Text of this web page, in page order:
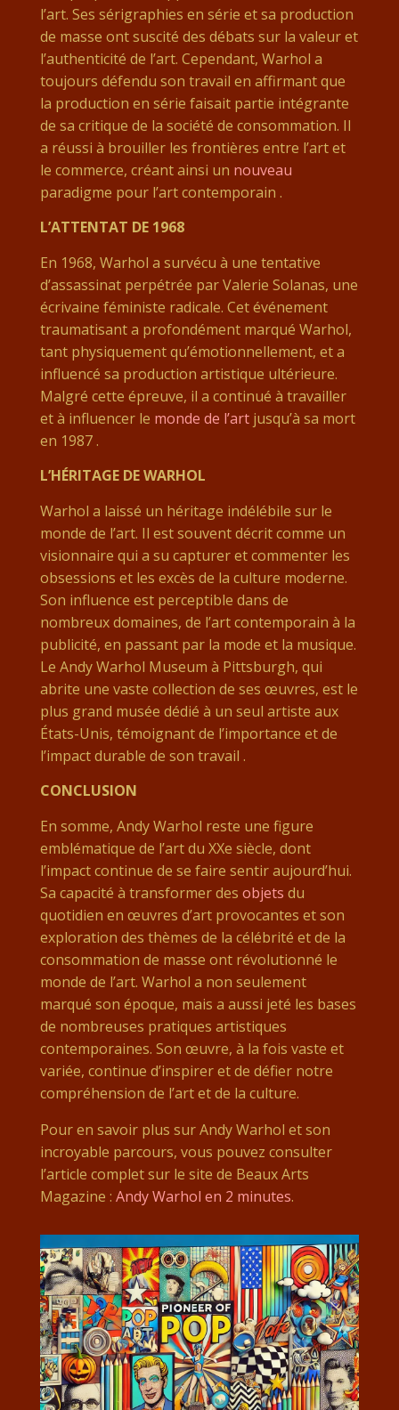
l’art. Ses sérigraphies en série et sa production
de masse ont suscité des débats sur la valeur et
l’authenticité de l’art. Cependant, Warhol a
toujours défendu son travail en affirmant que
la production en série faisait partie intégrante
de sa critique de la société de consommation. Il
a réussi à brouiller les frontières entre l’art et
le commerce, créant ainsi un nouveau
paradigme pour l’art contemporain​ .
L’ATTENTAT DE 1968
En 1968, Warhol a survécu à une tentative
d’assassinat perpétrée par Valerie Solanas, une
écrivaine féministe radicale. Cet événement
traumatisant a profondément marqué Warhol,
tant physiquement qu’émotionnellement, et a
influencé sa production artistique ultérieure.
Malgré cette épreuve, il a continué à travailler
et à influencer le monde de l’artjusqu’à sa mort
en 1987​.
L’HÉRITAGE DE WARHOL
Warhol a laissé un héritage indélébile sur le
monde de l’art. Il est souvent décrit comme un
visionnaire qui a su capturer et commenter les
obsessions et les excès de la culture moderne.
Son influence est perceptible dans de
nombreux domaines, de l’art contemporain à la
publicité, en passant par la mode et la musique.
Le Andy Warhol Museum à Pittsburgh, qui
abrite une vaste collection de ses œuvres, est le
plus grand musée dédié à un seul artiste aux
États-Unis, témoignant de l’importance et de
l’impact durable de son travail​ ​.
CONCLUSION
En somme, Andy Warhol reste une figure
emblématique de l’art du XXe siècle, dont
l’impact continue de se faire sentir aujourd’hui.
Sa capacité à transformer des objets du
quotidien en œuvres d’art provocantes et son
exploration des thèmes de la célébrité et de la
consommation de masse ont révolutionné le
monde de l’art. Warhol a non seulement
marqué son époque, mais a aussi jeté les bases
de nombreuses pratiques artistiques
contemporaines. Son œuvre, à la fois vaste et
variée, continue d’inspirer et de défier notre
compréhension de l’art et de la culture.
Pour en savoir plus sur Andy Warhol et son
incroyable parcours, vous pouvez consulter
l’article complet sur le site de Beaux Arts
Magazine : Andy Warhol en 2 minutes.